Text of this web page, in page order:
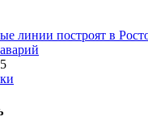
линии построят в